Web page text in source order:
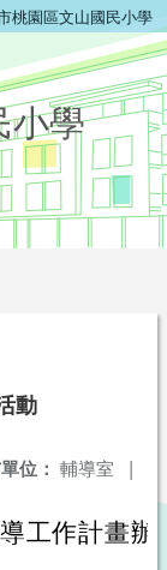
桃園區文山國民小學
小學
動
位： 輔導室 |
工作計畫辦